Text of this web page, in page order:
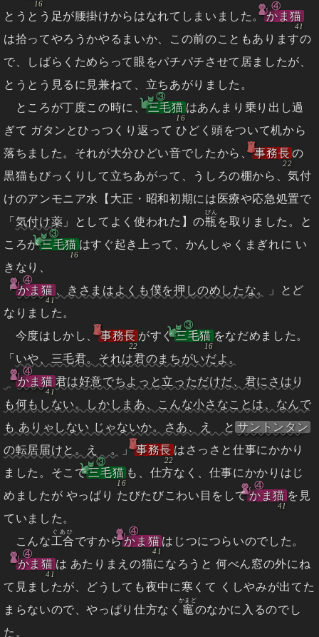
とうとう足が腰掛けからはなれてしまいました。かま猫
④
は拾ってやろうかやるまいか、この前のこともありますの
で、しばらくためらって眼をパチパチさせて居ましたが、
とうとう見るに見兼ねて、立ちあがりました。
ところが丁度この時に、三毛猫
③
はあんまり乗り出し過
ぎて ガタンとひっつくり返って ひどく頭をついて机から
落ちました。それが大分ひどい音でしたから、事務長の
黒猫もびっくりして立ちあがって、うしろの棚から、気付
けのアンモニア水【大正・昭和初期には医療や応急処置で
「 気付け薬 」としてよく使われた】の瓶
びん
を取りました。と
ころが三毛猫
③
はすぐ起き上って、かんしゃくまぎれに い
きなり、
「かま猫
④
、きさまはよくも僕を押しのめしたな。
」とど
なりました。
今度はしかし、事務長 がすぐ三毛猫
③
をなだめました。
「 いや、三毛君。それは君のまちがいだよ。
かま猫
④
君は好意でちよっと立っただけだ、君にさはり
も何もしない。しかしまあ、こんな小さなことは、なんで
も ありゃしない じゃないか。さあ、えゝと サントンタン
の転居届けと。えゝ。
」事務長 はさっさと仕事にかかり
ました。そこで三毛猫
③
も、仕方なく、仕事にかかりはじ
めましたが やっぱり たびたびこわい目をしてかま猫
④
を見
ていました。
こんな工合
ぐあひ
ですからかま猫
④
はじつにつらいのでした。
かま猫
④
は あたりまえの猫になろうと 何べん窓の外にね
て見ましたが、どうしても夜中に寒くて くしやみが出てた
まらないので、やっぱり仕方なく 竈
かまど
のなかに入るのでし
た。